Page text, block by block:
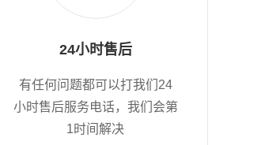
24小时售后
有任何问题都可以打我们24
小时售后服务电话，我们会第
1时间解决